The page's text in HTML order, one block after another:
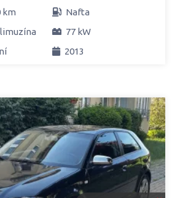
km
Nafta
77 kW
2013